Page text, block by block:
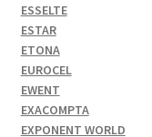
ESSELTE
ESTAR
ETONA
EUROCEL
EWENT
EXACOMPTA
EXPONENT WORLD